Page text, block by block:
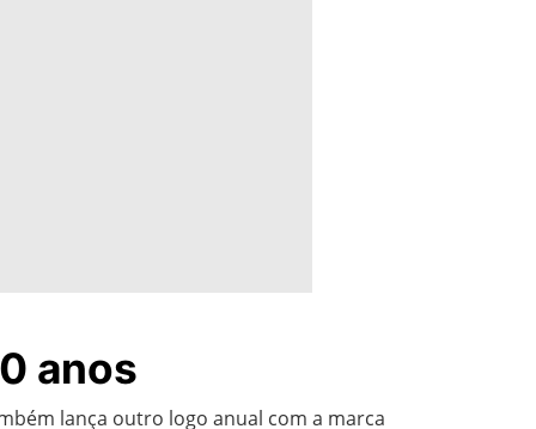
anos
lança outro logo anual com a marca